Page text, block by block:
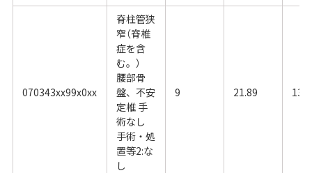
070343xx99x0xx
脊柱管狭
窄（脊椎
症を含
む。）
腰部骨
盤、不安
定椎 手
術なし
手術・処
置等2:な
し
9 21.89